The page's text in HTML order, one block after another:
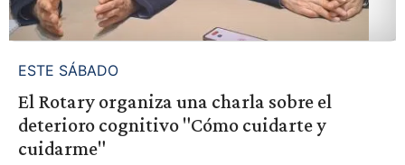
ESTE SÁBADO
El Rotary organiza una charla sobre el
deterioro cognitivo "Cómo cuidarte y
cuidarme"